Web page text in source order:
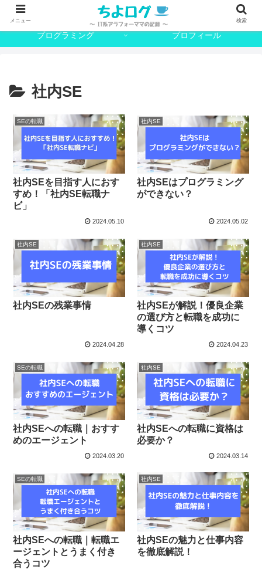
プログラミング プロフィール
社内SE
SEの転職
社内SEを目指す人におす
すめ！「社内SE転職ナ
ビ」
2024.05.10
社内SE
社内SEはプログラミング
ができない？
2024.05.02
社内SE
社内SEの残業事情
2024.04.28
社内SE
社内SEが解説！優良企業
の選び方と転職を成功に
導くコツ
2024.04.23
SEの転職
社内SEへの転職｜おすす
めのエージェント
2024.03.20
社内SE
社内SEへの転職に資格は
必要か？
2024.03.14
SEの転職
社内SEへの転職｜転職エ
ージェントとうまく付き
合うコツ
社内SE
社内SEの魅力と仕事内容
を徹底解説！
メニュー 検索